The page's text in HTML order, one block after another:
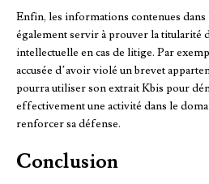
Enfin, les informations contenues dans
également servir à prouver la titularité
intellectuelle en cas de litige. Par
accusée d’avoir violé un brevet
pourra utiliser son extrait Kbis pour
effectivement une activité dans le
renforcer sa défense.
Conclusion